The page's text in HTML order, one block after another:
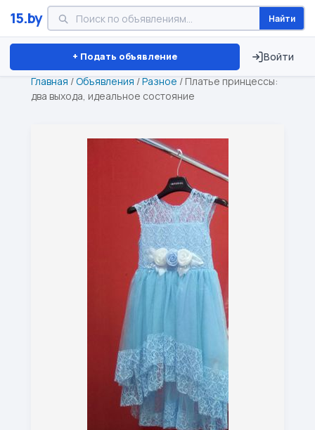
15.by Найти
+ Подать объявление Войти
Минск Витебск Брест ⏱ ТОЛЬКО 15 ДНЕЙ
Главная /Объявления /Разное / Платье принцессы:
два выхода, идеальное состояние